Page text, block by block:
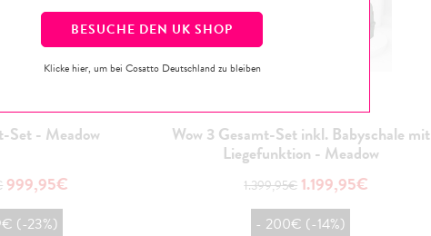
BESUCHE DEN UK SHOP
Klicke hier, um bei Cosatto Deutschland zu bleiben
Set - Meadow
999,95€
(-23%)
Wow 3 Gesamt-Set inkl. Babyschale mit
Liegefunktion - Meadow
1.399,95€ 1.199,95€
- 200€ (-14%)